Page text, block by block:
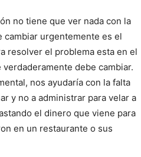
no tiene que ver nada con la
cambiar urgentemente es el
resolver el problema esta en el
debe cambiar.
nos ayudaría con la falta
y no a administrar para velar a
el dinero que viene para
en un restaurante o sus